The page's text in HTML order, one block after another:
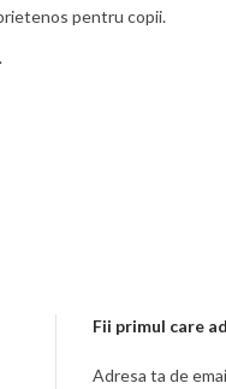
pentru copii.
Fii primul care
Adresa ta de